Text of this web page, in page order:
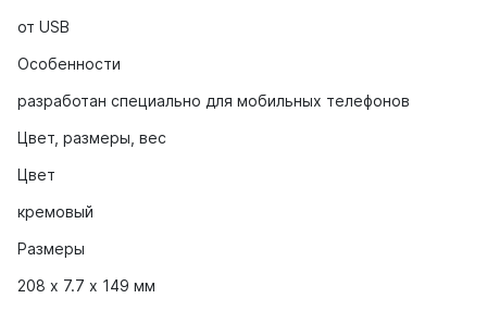
от USB
Особенности
разработан специально для мобильных телефонов
Цвет, размеры, вес
Цвет
кремовый
Размеры
208 х 7.7 х 149 мм